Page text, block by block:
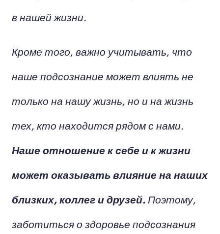
в нашей жизни.
Кроме того, важно учитывать, что
наше подсознание может влиять не
только на нашу жизнь, но и на жизнь
тех, кто находится рядом с нами.
Наше отношение к себе и к жизни
может оказывать влияние на наших
близких, коллег и друзей. Поэтому,
заботиться о здоровье подсознания